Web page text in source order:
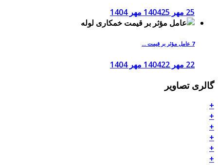
25 مهر 1404 25 مهر 1404
7 عامل مؤثر بر قیمت ...
22 مهر 1404 22 مهر 1404
گالری تصاویر
+
+
+
+
+
+